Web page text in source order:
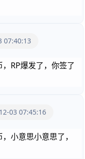
07:40:13
RP爆发了，你签了
03 07:45:16
小意思小意思了，